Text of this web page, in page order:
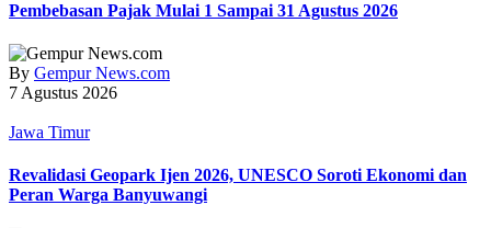
Pembebasan Pajak Mulai 1 Sampai 31 Agustus 2026
By Gempur News.com
7 Agustus 2026
Jawa Timur
Revalidasi Geopark Ijen 2026, UNESCO Soroti Ekonomi dan
Peran Warga Banyuwangi